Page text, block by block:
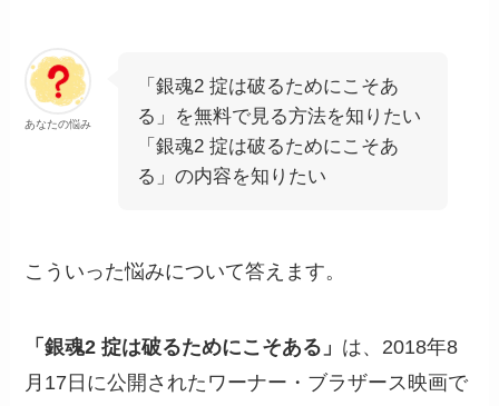
あなたの悩み
「銀魂2 掟は破るためにこそあ
る」を無料で見る方法を知りたい
「銀魂2 掟は破るためにこそあ
る」の内容を知りたい
こういった悩みについて答えます。
「銀魂2 掟は破るためにこそある」 は、2018年8
月17日に公開されたワーナー・ブラザース映画で